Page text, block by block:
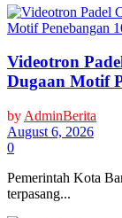
Videotron
Dugaan Motif
by AdminBerita
August 6, 2026
0
Pemerintah Kota
terpasang...